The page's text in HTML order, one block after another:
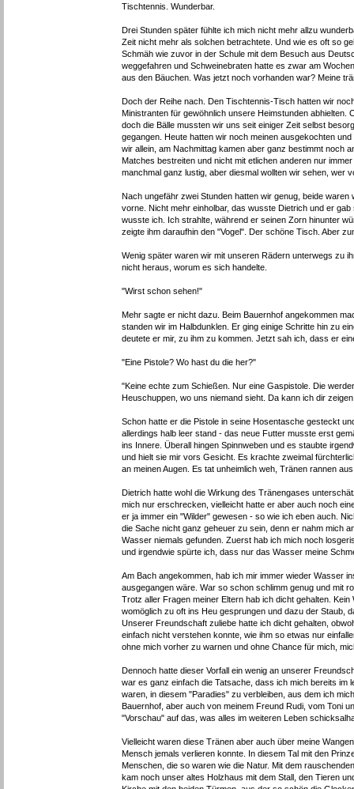
Tischtennis. Wunderbar.
Drei Stunden später fühlte ich mich nicht mehr allzu
Zeit nicht mehr als solchen betrachtete. Und wie es oft so
Schmäh wie zuvor in der Schule mit dem Besuch aus
weggefahren und Schweinebraten hatte es zwar am
aus den Bäuchen. Was jetzt noch vorhanden war? Meine
Doch der Reihe nach. Den Tischtennis-Tisch hatten wir
Ministranten für gewöhnlich unsere Heimstunden
doch die Bälle mussten wir uns seit einiger Zeit selbst
gegangen. Heute hatten wir noch meinen ausgekochten
wir allein, am Nachmittag kamen aber ganz bestimmt noch
Matches bestreiten und nicht mit etlichen anderen nur
manchmal ganz lustig, aber diesmal wollten wir sehen, wer
Nach ungefähr zwei Stunden hatten wir genug, beide
vorne. Nicht mehr einholbar, das wusste Dietrich und er
wusste ich. Ich strahlte, während er seinen Zorn hinunter
zeigte ihm daraufhin den "Vogel". Der schöne Tisch. Aber
Wenig später waren wir mit unseren Rädern unterwegs zu
nicht heraus, worum es sich handelte.
"Wirst schon sehen!"
Mehr sagte er nicht dazu. Beim Bauernhof angekommen
standen wir im Halbdunklen. Er ging einige Schritte hin zu
deutete er mir, zu ihm zu kommen. Jetzt sah ich, dass er
"Eine Pistole? Wo hast du die her?"
"Keine echte zum Schießen. Nur eine Gaspistole. Die
Heuschuppen, wo uns niemand sieht. Da kann ich dir
Schon hatte er die Pistole in seine Hosentasche gesteckt
allerdings halb leer stand - das neue Futter musste erst
ins Innere. Überall hingen Spinnweben und es staubte
und hielt sie mir vors Gesicht. Es krachte zweimal
an meinen Augen. Es tat unheimlich weh, Tränen rannen
Dietrich hatte wohl die Wirkung des Tränengases
mich nur erschrecken, vielleicht hatte er aber auch noch
er ja immer ein "Wilder" gewesen - so wie ich eben auch.
die Sache nicht ganz geheuer zu sein, denn er nahm mich
Wasser niemals gefunden. Zuerst hab ich mich noch
und irgendwie spürte ich, dass nur das Wasser meine
Am Bach angekommen, hab ich mir immer wieder Wasser
ausgegangen wäre. War so schon schlimm genug und mit
Trotz aller Fragen meiner Eltern hab ich dicht gehalten.
womöglich zu oft ins Heu gesprungen und dazu der Staub,
Unserer Freundschaft zuliebe hatte ich dicht gehalten,
einfach nicht verstehen konnte, wie ihm so etwas nur
ohne mich vorher zu warnen und ohne Chance für mich,
Dennoch hatte dieser Vorfall ein wenig an unserer
war es ganz einfach die Tatsache, dass ich mich bereits im
waren, in diesem "Paradies" zu verbleiben, aus dem ich
Bauernhof, aber auch von meinem Freund Rudi, vom Toni
"Vorschau" auf das, was alles im weiteren Leben
Vielleicht waren diese Tränen aber auch über meine
Mensch jemals verlieren konnte. In diesem Tal mit den
Menschen, die so waren wie die Natur. Mit dem
kam noch unser altes Holzhaus mit dem Stall, den Tieren